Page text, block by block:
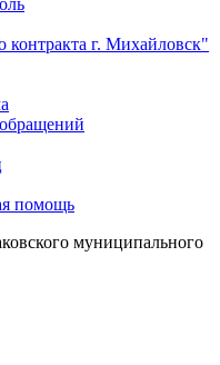
контракта г. Михайловск"
помощь
муниципального